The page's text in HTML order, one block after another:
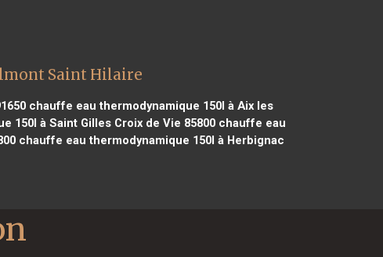
Saint Hilaire
chauffe eau thermodynamique 150l à Aix les
150l à Saint Gilles Croix de Vie 85800 chauffe eau
chauffe eau thermodynamique 150l à Herbignac